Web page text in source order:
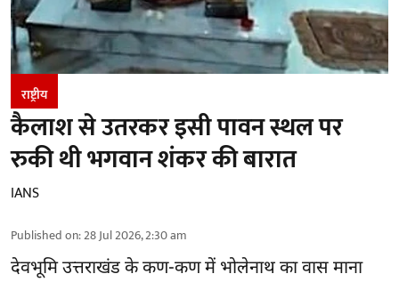
राष्ट्रीय
कैलाश से उतरकर इसी पावन स्थल पर
रुकी थी भगवान शंकर की बारात
IANS
Published on:28 Jul 2026, 2:30 am
देवभूमि उत्तराखंड के कण-कण में भोलेनाथ का वास माना